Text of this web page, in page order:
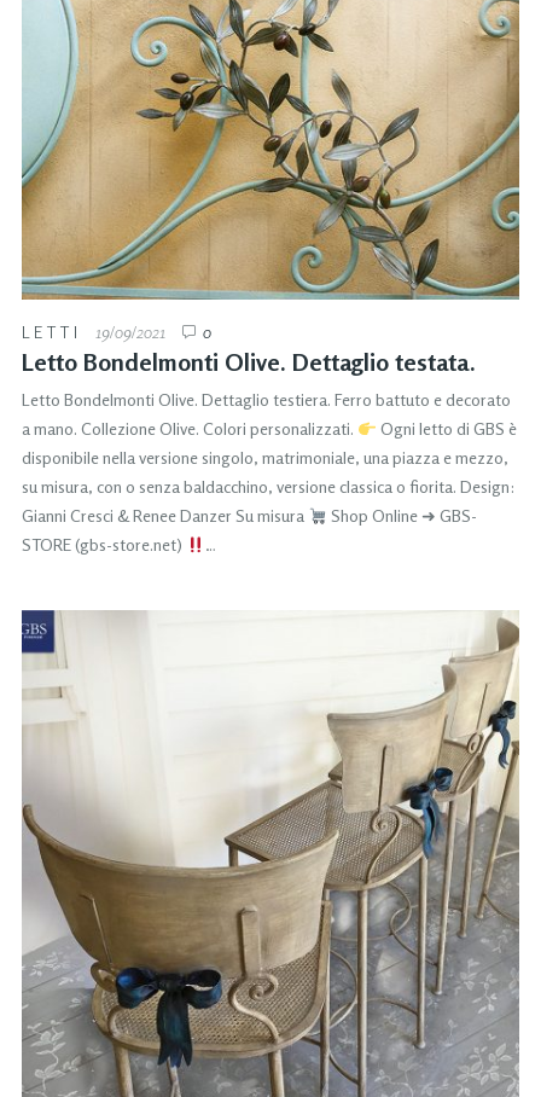
LETTI 19/09/2021 0
Letto Bondelmonti Olive. Dettaglio testata.
Letto Bondelmonti Olive. Dettaglio testiera. Ferro battuto e decorato
a mano. Collezione Olive. Colori personalizzati.
Ogni letto di GBS è
disponibile nella versione singolo, matrimoniale, una piazza e mezzo,
su misura, con o senza baldacchino, versione classica o fiorita. Design:
Gianni Cresci & Renee Danzer Su misura
Shop Online ➜ GBS-
STORE (gbs-store.net)
…